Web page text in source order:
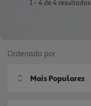
1 - 4 de 4 resultados
Ordenado por
Mais Populares